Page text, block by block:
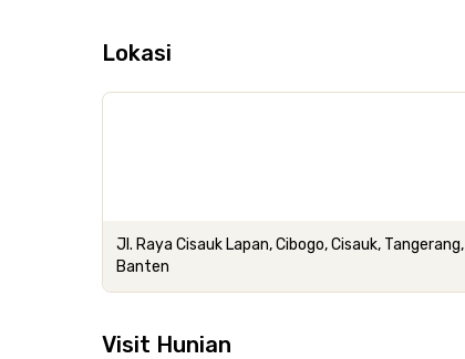
Lokasi
Jl. Raya Cisauk Lapan, Cibogo, Cisauk, Tangerang,
Banten
Visit Hunian